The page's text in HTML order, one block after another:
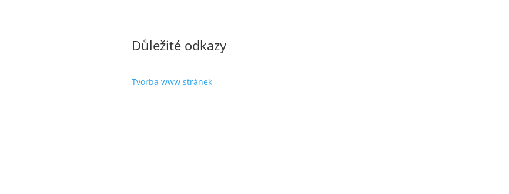
Důležité odkazy
Tvorba www stránek